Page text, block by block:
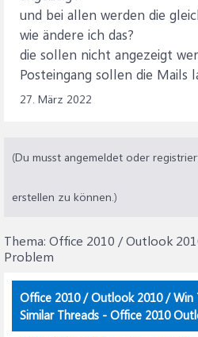
und bei allen werden die
wie ändere ich das?
die sollen nicht angezeigt
Posteingang sollen die Mails
27. März 2022
(Du musst angemeldet oder
erstellen zu können.)
Thema: Office 2010 / Outlook
Problem
Office 2010 / Outlook 2010 /
Similar Threads - Office 2010